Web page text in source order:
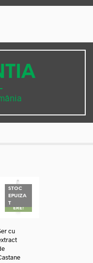
STOC
EPUIZA
TREDUC
ERE!
cu